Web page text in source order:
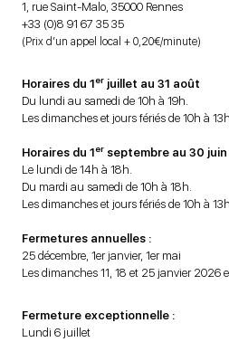
1, rue Saint-Malo, 35000 Rennes
+33 (0)8 91 67 35 35
(Prix d’un appel local + 0,20€/minute)
Horaires du 1er juillet au 31 août
Du lundi au samedi de 10h à 19h.
Les dimanches et jours fériés de 10h à
Horaires du 1er septembre au 30 juin
Le lundi de 14h à 18h.
Du mardi au samedi de 10h à 18h.
Les dimanches et jours fériés de 10h à
Fermetures annuelles :
25 décembre, 1er janvier, 1er mai
Les dimanches 11, 18 et 25 janvier 2026
Fermeture exceptionnelle :
Lundi 6 juillet